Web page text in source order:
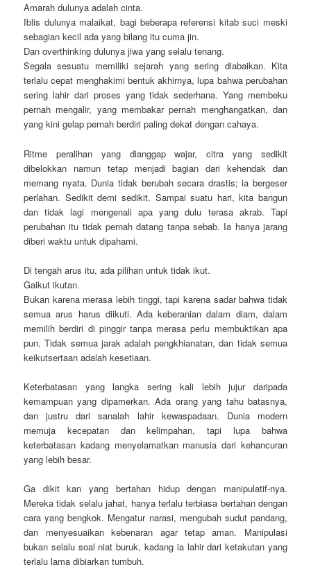
Amarah dulunya adalah cinta.
Iblis dulunya malaikat, bagi beberapa referensi kitab suci meski
sebagian kecil ada yang bilang itu cuma jin.
Dan overthinking dulunya jiwa yang selalu tenang.
Segala sesuatu memiliki sejarah yang sering diabaikan. Kita
terlalu cepat menghakimi bentuk akhirnya, lupa bahwa perubahan
sering lahir dari proses yang tidak sederhana. Yang membeku
pernah mengalir, yang membakar pernah menghangatkan, dan
yang kini gelap pernah berdiri paling dekat dengan cahaya.
Ritme peralihan yang dianggap wajar, citra yang sedikit
dibelokkan namun tetap menjadi bagian dari kehendak dan
memang nyata. Dunia tidak berubah secara drastis; ia bergeser
perlahan. Sedikit demi sedikit. Sampai suatu hari, kita bangun
dan tidak lagi mengenali apa yang dulu terasa akrab. Tapi
perubahan itu tidak pernah datang tanpa sebab. Ia hanya jarang
diberi waktu untuk dipahami.
Di tengah arus itu, ada pilihan untuk tidak ikut.
Gaikut ikutan.
Bukan karena merasa lebih tinggi, tapi karena sadar bahwa tidak
semua arus harus diikuti. Ada keberanian dalam diam, dalam
memilih berdiri di pinggir tanpa merasa perlu membuktikan apa
pun. Tidak semua jarak adalah pengkhianatan, dan tidak semua
keikutsertaan adalah kesetiaan.
Keterbatasan yang langka sering kali lebih jujur daripada
kemampuan yang dipamerkan. Ada orang yang tahu batasnya,
dan justru dari sanalah lahir kewaspadaan. Dunia modern
memuja kecepatan dan kelimpahan, tapi lupa bahwa
keterbatasan kadang menyelamatkan manusia dari kehancuran
yang lebih besar.
Ga dikit kan yang bertahan hidup dengan manipulatif-nya.
Mereka tidak selalu jahat, hanya terlalu terbiasa bertahan dengan
cara yang bengkok. Mengatur narasi, mengubah sudut pandang,
dan menyesuaikan kebenaran agar tetap aman. Manipulasi
bukan selalu soal niat buruk, kadang ia lahir dari ketakutan yang
terlalu lama dibiarkan tumbuh.